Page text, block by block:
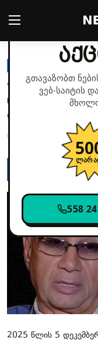
მხოლოდ
გთავაზობთ
ვებ‑საიტის
558
Login
მთავარი
სამართალი
მსოფლიო
ჩვენს შესახებ
ყვითელი პრესა
საკითხავი
ზოდიაქოს 3
სუპერმთვარე
დაწერეთ რომელი
Dec 4, 2025 - 12:10
2025 წლის 5